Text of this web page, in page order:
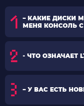
– КАКИЕ ДИСКИ
МЕНЯ КОНСОЛЬ С
- ЧТО ОЗНАЧАЕТ
– У ВАС ЕСТЬ